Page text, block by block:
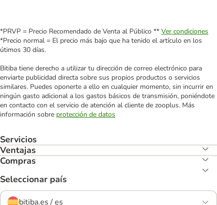
*PRVP = Precio Recomendado de Venta al Público ** Ver condiciones
*Precio normal = El precio más bajo que ha tenido el artículo en los
útimos 30 días.
Bitiba tiene derecho a utilizar tu dirección de correo electrónico para
enviarte publicidad directa sobre sus propios productos o servicios
similares. Puedes oponerte a ello en cualquier momento, sin incurrir en
ningún gasto adicional a los gastos básicos de transmisión, poniéndote
en contacto con el servicio de atención al cliente de zooplus. Más
información sobre protección de datos
Servicios
Ventajas
Compras
Seleccionar país
bitiba.es / es